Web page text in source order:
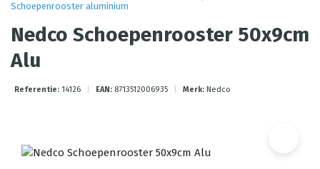
Schoepenrooster aluminium
Nedco Schoepenrooster 50x9cm
Alu
Referentie: 14126 EAN: 8713512006935 Merk: Nedco